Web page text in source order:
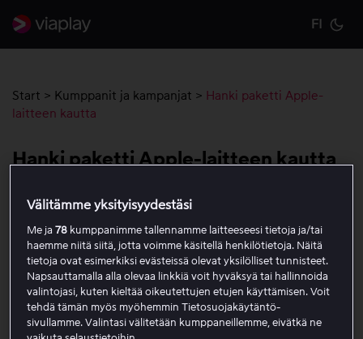
FI
Start > Kumppanit ja kampanjat > Hanki paketti Apple-
laitteen kautta
Hanki paketti Apple-laitteen kautta
Hanki Viaplay-paketti Applen kautta, jotta sinua
veloitetaan Apple-tilisi kautta. Tämä koskee iPhonea,
iPadia ja Apple TV:tä (4. sukupolvi tai uudempi).
Lataa ja avaa Viaplay-sovellus App Storesta.
ValitseHanki Viaplayja valitse jokin paketeistamme.
Täytä tietosi ja painaJatka.
Välitämme yksityisyydestäsi
Me ja78 kumppanimme tallennamme laitteeseesi tietoja ja/tai
haemme niitä siitä, jotta voimme käsitellä henkilötietoja. Näitä
tietoja ovat esimerkiksi evästeissä olevat yksilölliset tunnisteet.
Napsauttamalla alla olevaa linkkiä voit hyväksyä tai hallinnoida
valintojasi, kuten kieltää oikeutettujen etujen käyttämisen. Voit
tehdä tämän myös myöhemmin Tietosuojakäytäntö-
sivullamme. Valintasi välitetään kumppaneillemme, eivätkä ne